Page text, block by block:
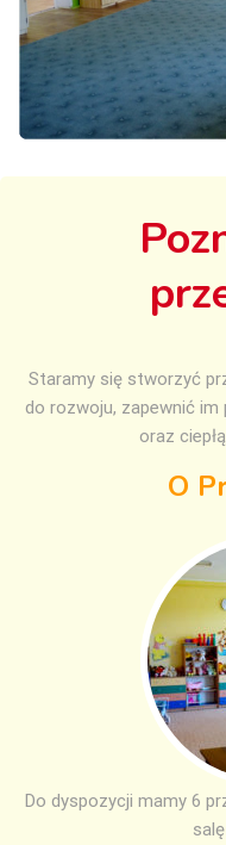
Staramy się stworzyć
do rozwoju, zapewnić im
oraz
O
Do dyspozycji mamy 6